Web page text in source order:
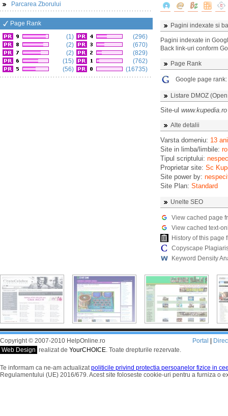
Parcarea Zborului
Page Rank
(1)
(2)
(2)
(15)
(56)
(296)
(670)
(829)
(762)
(16735)
Pagini indexate si
Pagini indexate in
Back link-uri conform
Page Rank
Google page rank:
Listare DMOZ
Site-ul www.kupedia.ro
Alte detalii
Varsta domeniu: 13 ani
Site in limba/limbile: ro
Tipul scriptului:
Proprietar site: Sc
Site power by:
Site Plan: Standard
Unelte SEO
View cached page
View cached text-
History of this page
Copyscape
Keyword Density
Copyright © 2007-2010 HelpOnline.ro
Web Design realizat de YourCHOICE. Toate drepturile rezervate.
Portal
Te informam ca ne-am actualizatpoliticile privind protectia persoanelor fizice in
Regulamentului (UE) 2016/679. Acest site foloseste cookie-uri pentru a furniza o